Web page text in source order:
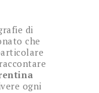
di
che
ogni